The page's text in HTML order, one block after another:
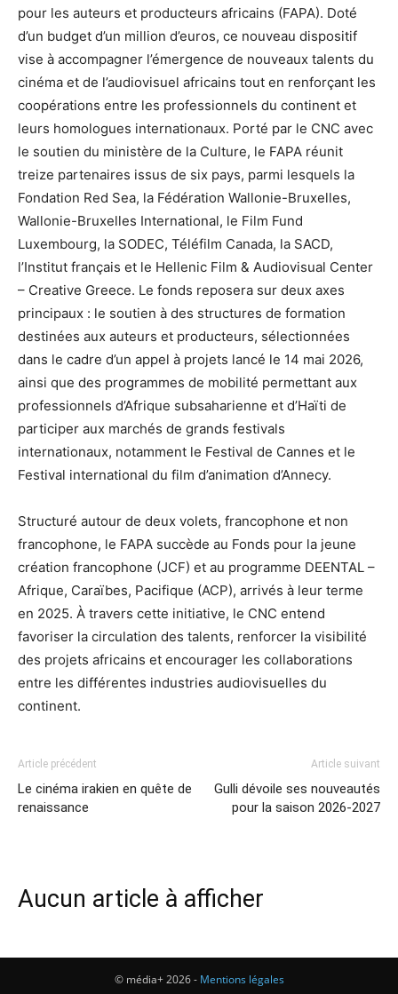
pour les auteurs et producteurs africains (FAPA). Doté
d’un budget d’un million d’euros, ce nouveau dispositif
vise à accompagner l’émergence de nouveaux talents du
cinéma et de l’audiovisuel africains tout en renforçant les
coopérations entre les professionnels du continent et
leurs homologues internationaux. Porté par le CNC avec
le soutien du ministère de la Culture, le FAPA réunit
treize partenaires issus de six pays, parmi lesquels la
Fondation Red Sea, la Fédération Wallonie-Bruxelles,
Wallonie-Bruxelles International, le Film Fund
Luxembourg, la SODEC, Téléfilm Canada, la SACD,
l’Institut français et le Hellenic Film & Audiovisual Center
– Creative Greece. Le fonds reposera sur deux axes
principaux : le soutien à des structures de formation
destinées aux auteurs et producteurs, sélectionnées
dans le cadre d’un appel à projets lancé le 14 mai 2026,
ainsi que des programmes de mobilité permettant aux
professionnels d’Afrique subsaharienne et d’Haïti de
participer aux marchés de grands festivals
internationaux, notamment le Festival de Cannes et le
Festival international du film d’animation d’Annecy.
Structuré autour de deux volets, francophone et non
francophone, le FAPA succède au Fonds pour la jeune
création francophone (JCF) et au programme DEENTAL –
Afrique, Caraïbes, Pacifique (ACP), arrivés à leur terme
en 2025. À travers cette initiative, le CNC entend
favoriser la circulation des talents, renforcer la visibilité
des projets africains et encourager les collaborations
entre les différentes industries audiovisuelles du
continent.
Article précédent
Le cinéma irakien en quête de
renaissance
Article suivant
Gulli dévoile ses nouveautés
pour la saison 2026-2027
Aucun article à afficher
© média+ 2026 - Mentions légales